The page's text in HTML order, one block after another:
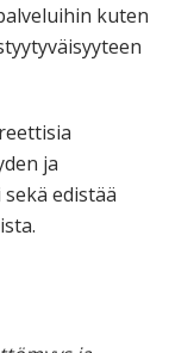
kuten
ja
edistää